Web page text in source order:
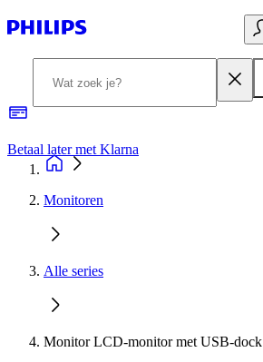
Betaal later met Klarna
Monitoren
Alle series
Monitor LCD-monitor met USB-dock